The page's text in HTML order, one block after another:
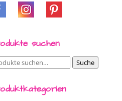
suchen
Suche